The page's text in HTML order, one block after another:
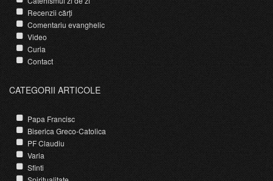
Recenzii cărți
Comentariu evanghelic
Video
Curia
Contact
CATEGORII ARTICOLE
Papa Francisc
Biserica Greco-Catolica
PF Claudiu
Varia
Sfinti